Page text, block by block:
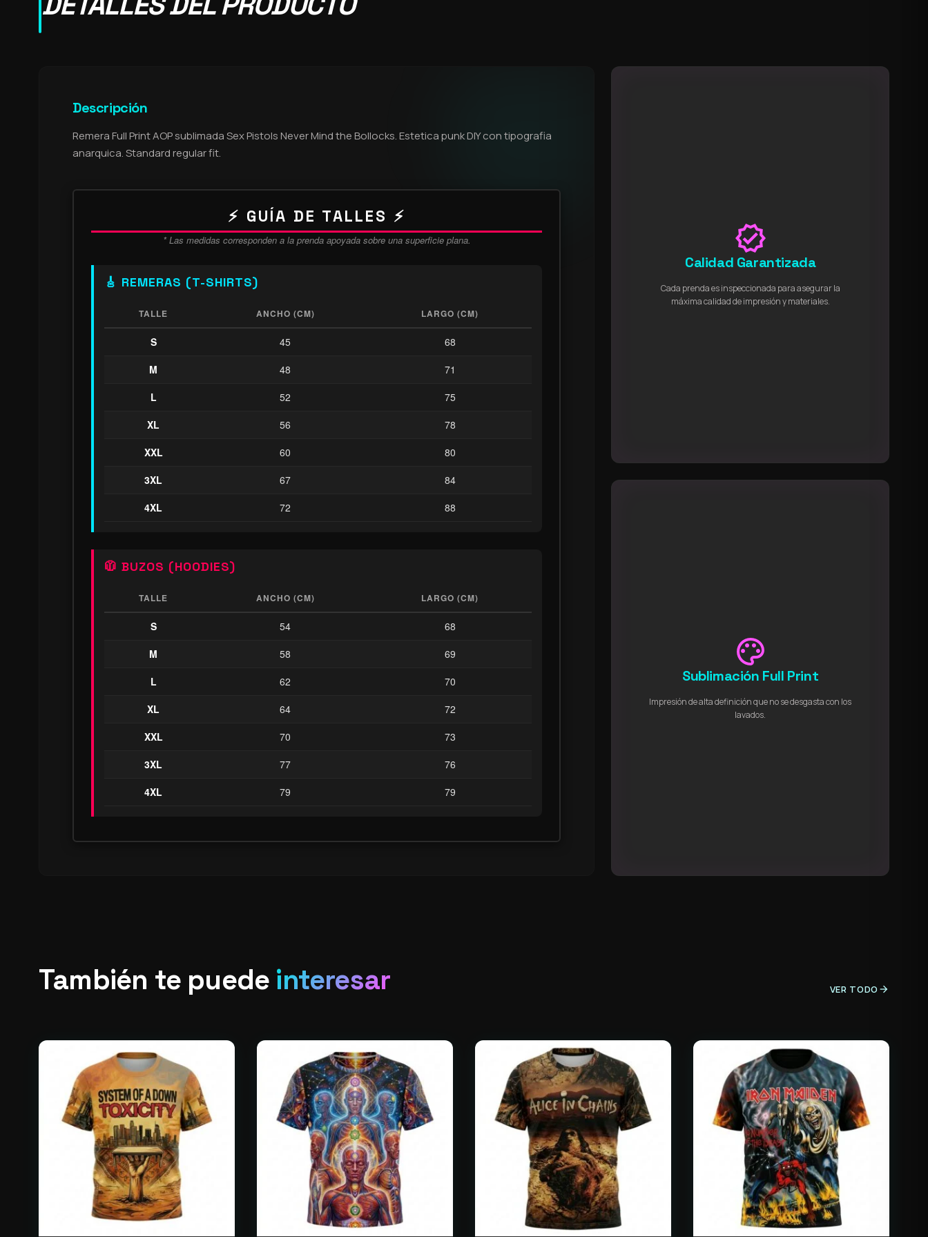
Descripción
Remera Full Print AOP sublimada Sex Pistols Never Mind the Bollocks. Estetica punk DIY con tipografia
anarquica. Standard regular fit.
⚡ GUÍA DE TALLES ⚡
* Las medidas corresponden a la prenda apoyada sobre una superficie plana.
🎸 REMERAS (T-SHIRTS)
TALLE ANCHO (CM) LARGO (CM)
S 45
68
M
48
71
L
52
75
XL
56
78
XXL
60
80
3XL
67
84
4XL
72 88
🧥 BUZOS (HOODIES)
TALLE ANCHO (CM) LARGO (CM)
S 54
68
M
58
69
L
62
70
XL
64
72
XXL
70
73
3XL
77
76
4XL
79 79
verified
Calidad Garantizada
Cada prenda es inspeccionada para asegurar la
máxima calidad de impresión y materiales.
palette
Sublimación Full Print
Impresión de alta definición que no se desgasta con los
lavados.
También te puede interesar VER TODO arrow_forward